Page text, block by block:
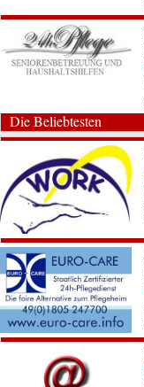
Die Beliebtesten